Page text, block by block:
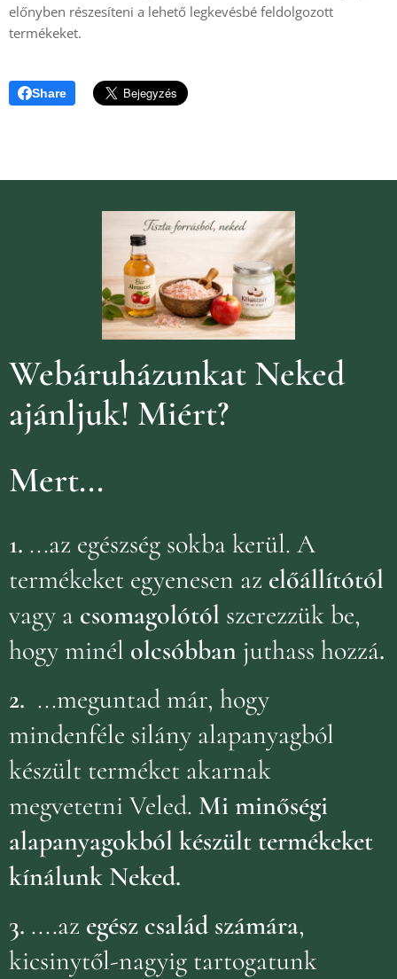
előnyben részesíteni a lehető legkevésbé feldolgozott
termékeket.
Share
Webáruházunkat Neked
ajánljuk! Miért?
Mert...
1. ...az egészség sokba kerül. A
termékeket egyenesen az előállítótól
vagy a csomagolótól szerezzük be,
hogy minél olcsóbban juthass hozzá.
2. ...meguntad már, hogy
mindenféle silány alapanyagból
készült terméket akarnak
megvetetni Veled. Mi minőségi
alapanyagokból készült termékeket
kínálunk Neked.
3. ....az egész család számára,
kicsinytől-nagyig tartogatunk